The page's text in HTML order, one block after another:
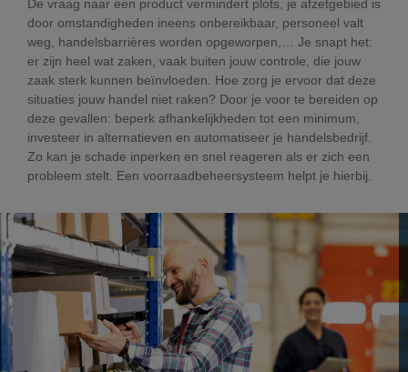
De vraag naar een product vermindert plots, je afzetgebied is
door omstandigheden ineens onbereikbaar, personeel valt
weg, handelsbarrières worden opgeworpen,… Je snapt het:
er zijn heel wat zaken, vaak buiten jouw controle, die jouw
zaak sterk kunnen beïnvloeden. Hoe zorg je ervoor dat deze
situaties jouw handel niet raken? Door je voor te bereiden op
deze gevallen: beperk afhankelijkheden tot een minimum,
investeer in alternatieven en automatiseer je handelsbedrijf.
Zo kan je schade inperken en snel reageren als er zich een
probleem stelt. Een voorraadbeheersysteem helpt je hierbij.